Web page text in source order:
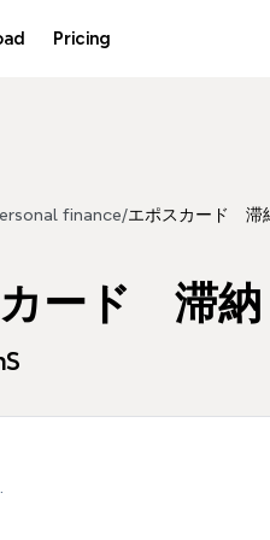
Pricing
finance/エポスカード 滞
ード 滞納